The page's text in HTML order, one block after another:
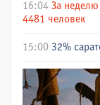
16:04 За
4481 человек
15:00 32%